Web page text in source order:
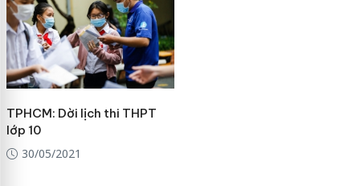
TPHCM: Dời lịch thi THPT
lớp 10
30/05/2021